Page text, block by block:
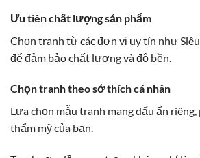
Ưu tiên chất lượng sản phẩm
Chọn tranh từ các đơn vị uy tín như
để đảm bảo chất lượng và độ bền.
Chọn tranh theo sở thích cá nhân
Lựa chọn mẫu tranh mang dấu ấn
thẩm mỹ của bạn.